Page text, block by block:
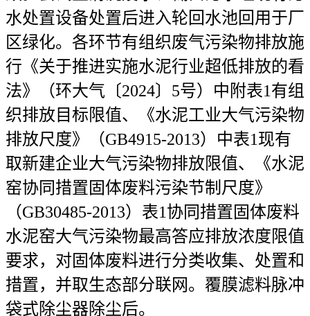
水处置设备处置后进入轮回水池回用于厂
区绿化。各环节有组织废气污染物排放施
行《关于推进实施水泥行业超低排放的看
法》（环大气〔2024〕5号）中附表1有组
织排放目标限值、《水泥工业大气污染物
排放尺度》（GB4915-2013）中表1现有
取新建企业大气污染物排放限值、《水泥
窑协同措置固体废料污染节制尺度》
（GB30485-2013）表1协同措置固体废料
水泥窑大气污染物最高答应排放浓度限值
要求，对固体废料进行分类收集、处置和
措置，并取生态部分联网。覆膜滤料脉冲
袋式除尘器除尘后。